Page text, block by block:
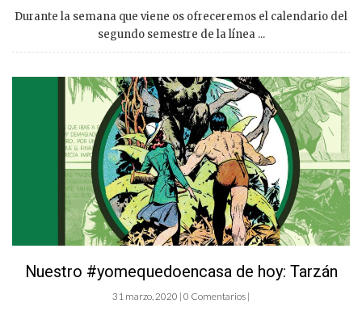
Durante la semana que viene os ofreceremos el calendario del
segundo semestre de la línea ...
Nuestro #yomequedoencasa de hoy: Tarzán
31 marzo, 2020 | 0 Comentarios |